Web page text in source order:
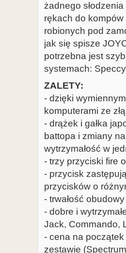
żadnego
rękach do
robionych pod
jak się spisze
potrzebna jest
systemach:
ZALETY:
- dzięki
komputerami ze
- drążek i gałka
battopa i zmiany
wytrzymałość w
- trzy przyciski fire
- przycisk
przycisków o
- trwałość
- dobre i
Jack, Commando,
- cena na początek
zestawie